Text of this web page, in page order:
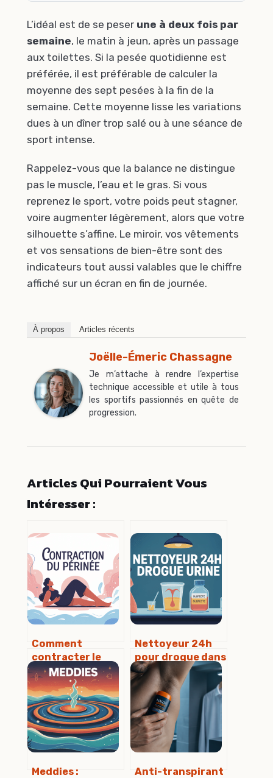
L’idéal est de se peser une à deux fois par
semaine, le matin à jeun, après un passage
aux toilettes. Si la pesée quotidienne est
préférée, il est préférable de calculer la
moyenne des sept pesées à la fin de la
semaine. Cette moyenne lisse les variations
dues à un dîner trop salé ou à une séance de
sport intense.
Rappelez-vous que la balance ne distingue
pas le muscle, l’eau et le gras. Si vous
reprenez le sport, votre poids peut stagner,
voire augmenter légèrement, alors que votre
silhouette s’affine. Le miroir, vos vêtements
et vos sensations de bien-être sont des
indicateurs tout aussi valables que le chiffre
affiché sur un écran en fin de journée.
À propos Articles récents
Joëlle-Émeric Chassagne
Je m’attache à rendre l’expertise
technique accessible et utile à tous
les sportifs passionnés en quête de
progression.
Articles Qui Pourraient Vous
Intéresser :
Comment
contracter le
périnée
efficacement
sans se faire mal
Nettoyeur 24h
pour drogue dans
l’urine comment
ça marche
vraiment
Meddies :
Anti-transpirant